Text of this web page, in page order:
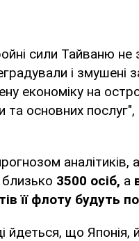
сили Тайваню не
і змушені
економіку на
та основних
аналітиків,
3500 осіб, а
її флоту будуть
йдеться, що Японія,